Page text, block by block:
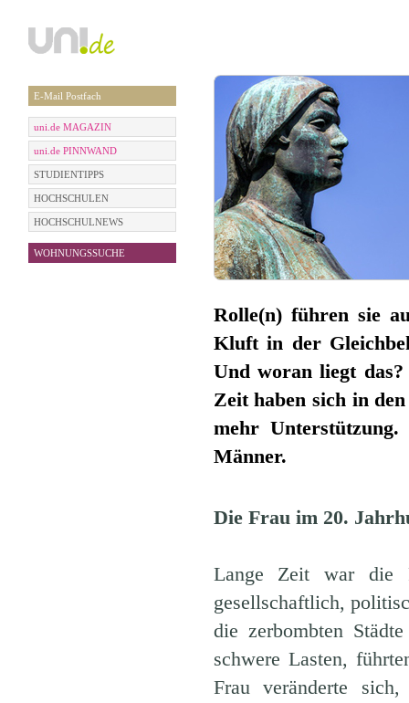
E-Mail Postfach
uni.de MAGAZIN
uni.de PINNWAND
STUDIENTIPPS
HOCHSCHULEN
HOCHSCHULNEWS
WOHNUNGSSUCHE
Rolle(n) führen sie
Kluft in der
Und woran liegt
Zeit haben sich in
mehr
Männer.
Die Frau im 20.
Lange Zeit war die
gesellschaftlich,
die zerbombten
schwere Lasten,
Frau veränderte